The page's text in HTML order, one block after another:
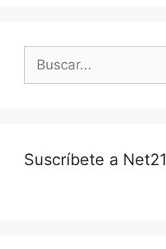
Suscríbete a Net21